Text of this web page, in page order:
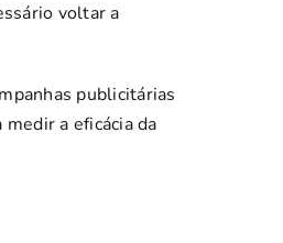
voltar a
publicitárias
a eficácia da